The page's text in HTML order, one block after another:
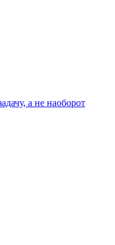
а не наоборот